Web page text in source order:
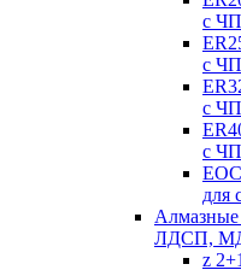
с
с
с
с
для
Алмазные
ЛДСП,
z